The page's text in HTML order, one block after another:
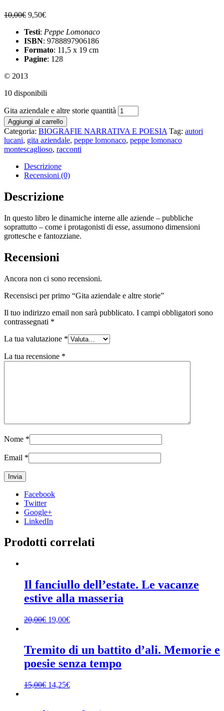
10,00€ 9,50€
Testi: Peppe Lomonaco
ISBN: 9788897906186
Formato: 11,5 x 19 cm
Pagine: 128
© 2013
10 disponibili
Gita aziendale e altre storie quantità
Aggiungi al carrello
Categoria: BIOGRAFIE NARRATIVA E POESIA Tag: autori
lucani, gita aziendale, peppe lomonaco, peppe lomonaco
montescaglioso, racconti
Descrizione
Recensioni (0)
Descrizione
In questo libro le dinamiche interne alle aziende – pubbliche
soprattutto – come i protagonisti di esse, assumono dimensioni
grottesche e fantozziane.
Recensioni
Ancora non ci sono recensioni.
Recensisci per primo “Gita aziendale e altre storie”
Il tuo indirizzo email non sarà pubblicato. I campi obbligatori sono
contrassegnati *
La tua valutazione *
La tua recensione *
Nome *
Email *
Facebook
Twitter
Google+
LinkedIn
Prodotti correlati
Il fanciullo dell’estate. Le vacanze
estive alla masseria
20,00€ 19,00€
Tremito di un battito d’ali. Memorie e
poesie senza tempo
15,00€ 14,25€